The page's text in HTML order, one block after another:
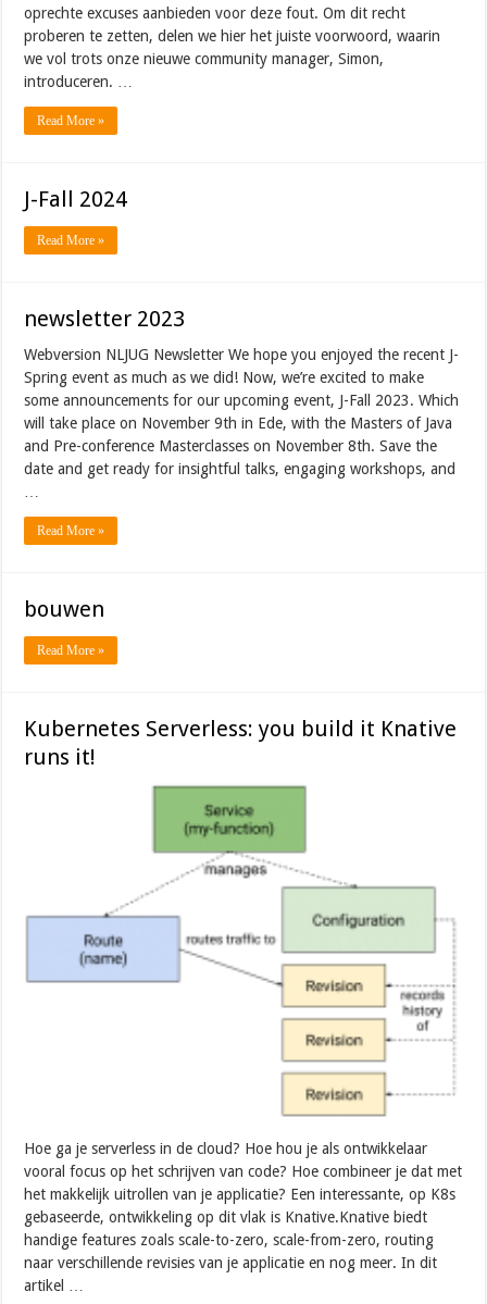
oprechte excuses aanbieden voor deze fout. Om dit recht
proberen te zetten, delen we hier het juiste voorwoord, waarin
we vol trots onze nieuwe community manager, Simon,
introduceren. …
Read More »
J-Fall 2024
Read More »
newsletter 2023
Webversion NLJUG Newsletter We hope you enjoyed the recent J-
Spring event as much as we did! Now, we’re excited to make
some announcements for our upcoming event, J-Fall 2023. Which
will take place on November 9th in Ede, with the Masters of Java
and Pre-conference Masterclasses on November 8th. Save the
date and get ready for insightful talks, engaging workshops, and
Read More »
bouwen
Read More »
Kubernetes Serverless: you build it Knative
runs it!
Hoe ga je serverless in de cloud? Hoe hou je als ontwikkelaar
vooral focus op het schrijven van code? Hoe combineer je dat met
het makkelijk uitrollen van je applicatie? Een interessante, op K8s
gebaseerde, ontwikkeling op dit vlak is Knative.Knative biedt
handige features zoals scale-to-zero, scale-from-zero, routing
naar verschillende revisies van je applicatie en nog meer. In dit
artikel …